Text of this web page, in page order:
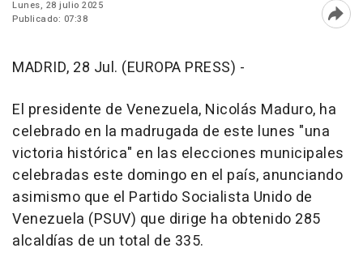
Lunes, 28 julio 2025
Publicado: 07:38
MADRID, 28 Jul. (EUROPA PRESS) -
El presidente de Venezuela, Nicolás Maduro, ha
celebrado en la madrugada de este lunes "una
victoria histórica" en las elecciones municipales
celebradas este domingo en el país, anunciando
asimismo que el Partido Socialista Unido de
Venezuela (PSUV) que dirige ha obtenido 285
alcaldías de un total de 335.